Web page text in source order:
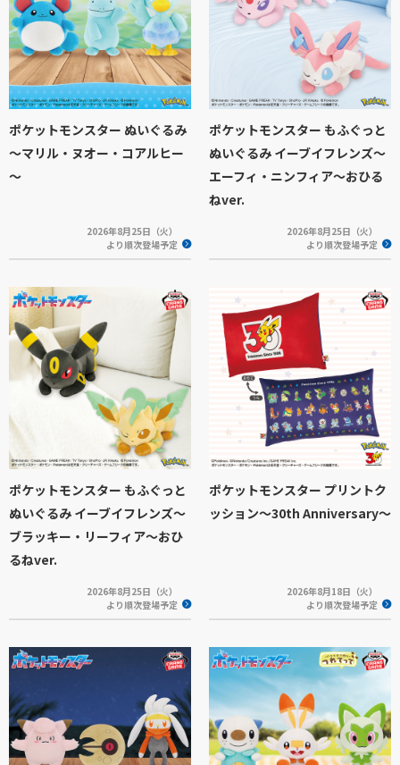
ポケットモンスター ぬいぐるみ
～マリル・ヌオー・コアルヒー
～
2026年8月25日（火）
より順次登場予定
ポケットモンスター もふぐっと
ぬいぐるみ イーブイフレンズ～
エーフィ・ニンフィア～おひる
ねver.
2026年8月25日（火）
より順次登場予定
ポケットモンスター もふぐっと
ぬいぐるみ イーブイフレンズ～
ブラッキー・リーフィア～おひ
るねver.
2026年8月25日（火）
より順次登場予定
ポケットモンスター プリントク
ッション～30th Anniversary～
2026年8月18日（火）
より順次登場予定